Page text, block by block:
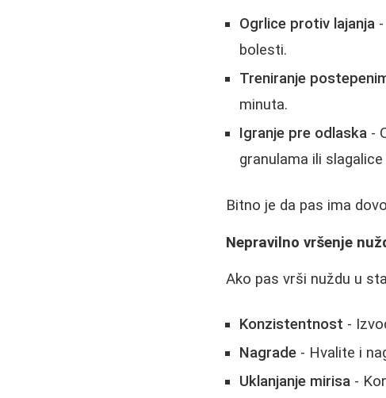
Ogrlice protiv lajanja
bolesti.
Treniranje
minuta.
Igranje pre odlaska -
granulama ili
Bitno je da pas ima
Nepravilno vršenje
Ako pas vrši nuždu u
Konzistentnost -
Nagrade - Hvalite i
Uklanjanje mirisa -